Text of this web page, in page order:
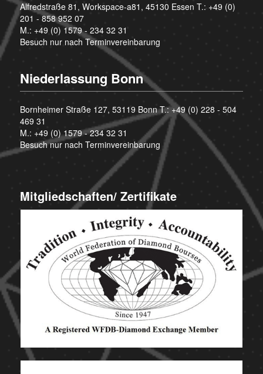
Alfredstraße 81, Workspace-a81, 45130 Essen T.: +49 (0)
201 - 858 952 07
M.: +49 (0) 1579 - 234 32 31
Besuch nur nach Terminvereinbarung
Niederlassung Bonn
Bornheimer Straße 127, 53119 Bonn T.:+49 (0) 228 - 504
469 31
M.: +49 (0) 1579 - 234 32 31
Besuch nur nach Terminvereinbarung
Mitgliedschaften/ Zertifikate